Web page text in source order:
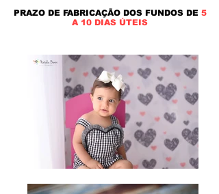
PRAZO DE FABRICAÇÃO DOS FUNDOS DE 5
A 10 DIAS ÚTEIS